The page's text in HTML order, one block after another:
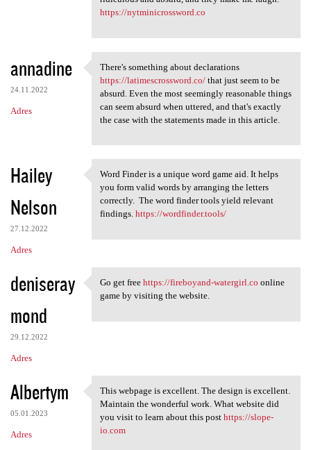
https://nytminicrossword.co
annadine
24.11.2022
Adres
There's something about
There's something about declarations
https://latimescrossword.co/that just seem to be
absurd. Even the most seemingly reasonable things
can seem absurd when uttered, and that's exactly
the case with the statements made in this article.
Hailey
Nelson
27.12.2022
Adres
Word Finder is a unique word
Word Finder is a unique word game aid. It helps
you form valid words by arranging the letters
correctly. The word finder tools yield relevant
findings. https://wordfinder.tools/
deniseray
mond
29.12.2022
Adres
Go get free https:/
Go get free https://fireboyand-watergirl.co online
game by visiting the website.
Albertym
05.01.2023
Adres
This webpage is excellent.
This webpage is excellent. The design is excellent.
Maintain the wonderful work. What website did
you visit to learn about this post https://slope-
io.com